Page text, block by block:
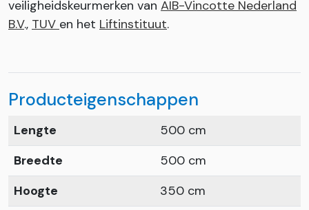
veiligheidskeurmerken van AIB-Vincotte Nederland
B.V., TUV en het Liftinstituut.
Producteigenschappen
Lengte
500 cm
Breedte
500 cm
Hoogte
350 cm